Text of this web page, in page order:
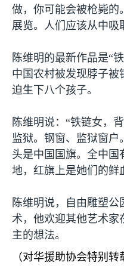
做，你可能会被枪毙的
展览。人们应该从中吸
陈维明的最新作品是“
中国农村被发现脖子被
迫生下八个孩子。
陈维明说：“铁链女，
监狱。钢窗、监狱窗
头是中国国旗。全中国
地，红旗上是她们的鲜
陈维明说，自由雕塑
术，他欢迎其他艺术家
主的想法。
（对华援助协会特别转